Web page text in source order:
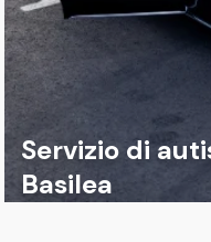
Servizio di
Basilea